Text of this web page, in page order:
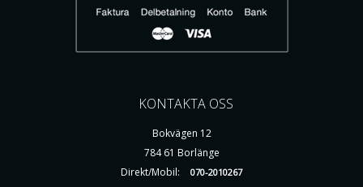
KONTAKTA OSS
Bokvägen 12
784 61 Borlänge
Direkt/Mobil:
070-2010267